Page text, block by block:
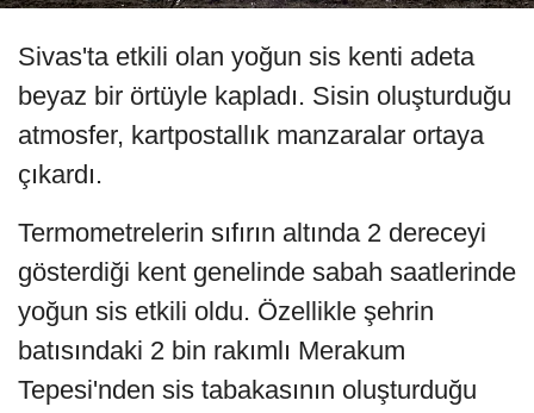
Sivas'ta etkili olan yoğun sis kenti adeta
beyaz bir örtüyle kapladı. Sisin oluşturduğu
atmosfer, kartpostallık manzaralar ortaya
çıkardı.
Termometrelerin sıfırın altında 2 dereceyi
gösterdiği kent genelinde sabah saatlerinde
yoğun sis etkili oldu. Özellikle şehrin
batısındaki 2 bin rakımlı Merakum
Tepesi'nden sis tabakasının oluşturduğu